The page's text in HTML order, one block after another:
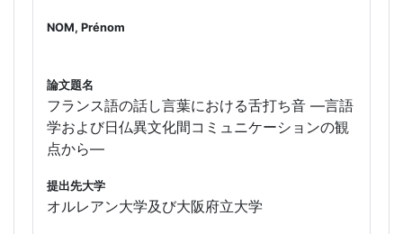
NOM, Prénom
論文題名
フランス語の話し言葉における舌打ち音 ―言語
学および日仏異文化間コミュニケーションの観
点から―
提出先大学
オルレアン大学及び大阪府立大学